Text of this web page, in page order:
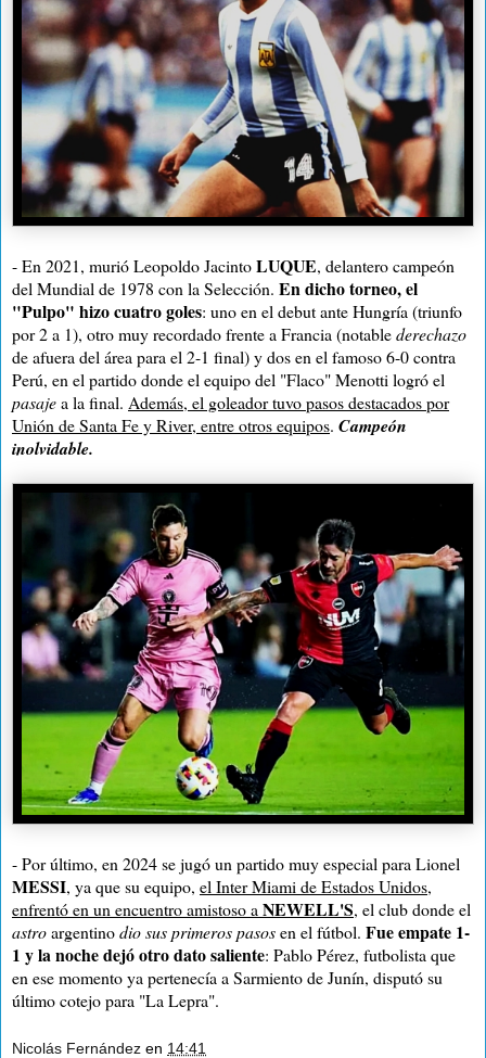
- En 2021, murió Leopoldo JacintoLUQUE, delantero campeón
del Mundial de 1978 con la Selección. En dicho torneo, el
"Pulpo" hizo cuatro goles: uno en el debut ante Hungría (triunfo
por 2 a 1), otro muy recordado frente a Francia (notablederechazo
de afuera del área para el 2-1 final) y dos en el famoso 6-0 contra
Perú, en el partido donde el equipo del "Flaco" Menotti logró el
pasajea la final. Además, el goleador tuvo pasos destacados por
Unión de Santa Fe y River, entre otros equipos. Campeón
inolvidable.
- Por último, en 2024 se jugó un partido muy especial para Lionel
MESSI, ya que su equipo, el Inter Miami de Estados Unidos,
enfrentó en un encuentro amistoso aNEWELL'S, el club donde el
astroargentinodio sus primeros pasosen el fútbol. Fue empate 1-
1 y la noche dejó otro dato saliente: Pablo Pérez, futbolista que
en ese momento ya pertenecía a Sarmiento de Junín, disputó su
último cotejo para "La Lepra".
Nicolás Fernández en 14:41